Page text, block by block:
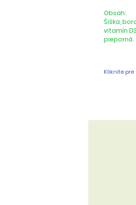
Obsah:
Šiška,
vitamín
pieporná.
Kliknite